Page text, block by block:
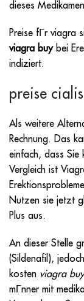
dieses
Preise fГr viagra
viagra buybei
indiziert.
preise
Als weitere
Rechnung. Das
einfach, dass Sie
Vergleich ist
Nutzen sie jetzt
Plus aus.
An dieser Stelle
(Sildenafil),
kosten viagra buy
mГnner mit